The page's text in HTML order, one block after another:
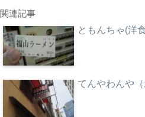
関連記事
ともんちゃ(洋
てんやわんや